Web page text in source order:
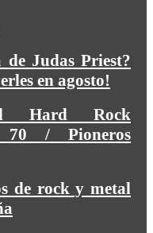
de Judas Priest?
en agosto!
Hard Rock
/ Pioneros
de rock y metal